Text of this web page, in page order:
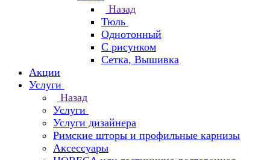
Назад
Тюль
Однотонный
С рисунком
Сетка, Вышивка
Акции
Услуги
Назад
Услуги
Услуги дизайнера
Римские шторы и профильные карнизы
Аксессуары